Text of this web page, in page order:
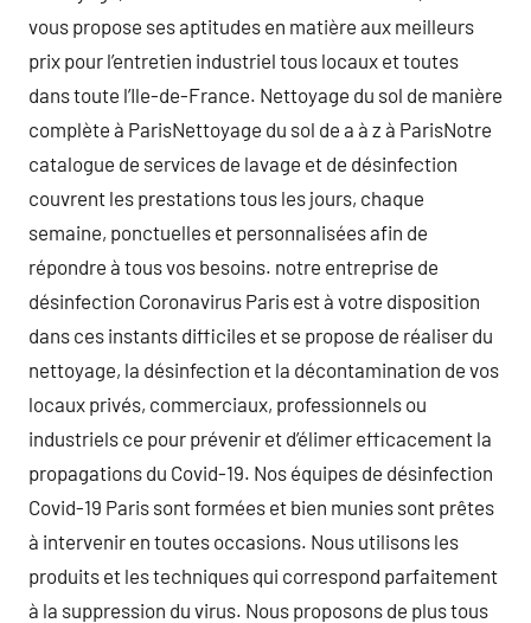
vous propose ses aptitudes en matière aux meilleurs
prix pour l’entretien industriel tous locaux et toutes
dans toute l’Ile-de-France. Nettoyage du sol de manière
complète à ParisNettoyage du sol de a à z à ParisNotre
catalogue de services de lavage et de désinfection
couvrent les prestations tous les jours, chaque
semaine, ponctuelles et personnalisées afin de
répondre à tous vos besoins. notre entreprise de
désinfection Coronavirus Paris est à votre disposition
dans ces instants difficiles et se propose de réaliser du
nettoyage, la désinfection et la décontamination de vos
locaux privés, commerciaux, professionnels ou
industriels ce pour prévenir et d’élimer efficacement la
propagations du Covid-19. Nos équipes de désinfection
Covid-19 Paris sont formées et bien munies sont prêtes
à intervenir en toutes occasions. Nous utilisons les
produits et les techniques qui correspond parfaitement
à la suppression du virus. Nous proposons de plus tous